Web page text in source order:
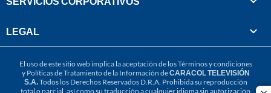
LEGAL
El uso de este sitio web implica la aceptación de losTérminos y condiciones
y Políticas de Tratamiento de la Información deCARACOL TELEVISIÓN
S.A.Todos los Derechos Reservados D.R.A. Prohibida su reproducción
total o parcial, así como su traducción a cualquier idioma sin autorización